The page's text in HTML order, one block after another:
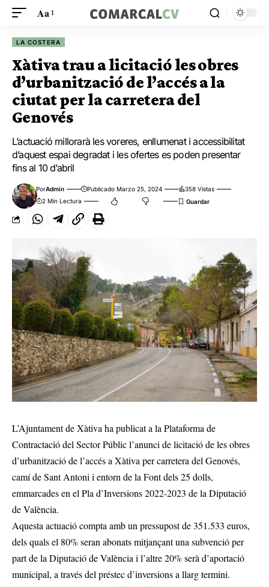
Aa
LA COSTERA
Xàtiva trau a licitació les obres
d’urbanització de l’accés a la
ciutat per la carretera del
Genovés
L’actuació millorarà les voreres, enllumenat i accessibilitat
d’aquest espai degradat i les ofertes es poden presentar
fins al 10 d’abril
PorAdmin Publicado Marzo 25, 2024
358 Vistas
2 Min Lectura
L’Ajuntament de Xàtiva ha publicat a la Plataforma de
Contractació del Sector Públic l’anunci de licitació de les obres
d’urbanització de l’accés a Xàtiva per carretera del Genovés,
camí de Sant Antoni i entorn de la Font dels 25 dolls,
emmarcades en el Pla d’Inversions 2022-2023 de la Diputació
de València.
Aquesta actuació compta amb un pressupost de 351.533 euros,
dels quals el 80% seran abonats mitjançant una subvenció per
part de la Diputació de València i l’altre 20% serà d’aportació
municipal, a través del préstec d’inversions a llarg termini.